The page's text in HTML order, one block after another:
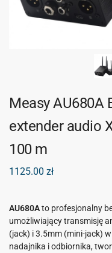
Measy AU680A
extender audio
100 m
1125.00 zł
AU680Ato profesjonalny
umożliwiający transmisję
(jack) i 3.5mm (mini-jack) w
nadajnika i odbiornika,